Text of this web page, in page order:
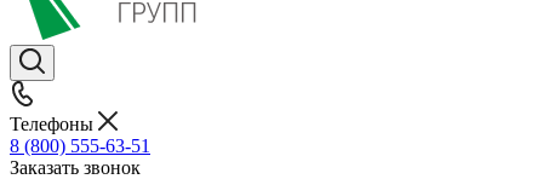
Телефоны
8 (800) 555-63-51
Заказать звонок